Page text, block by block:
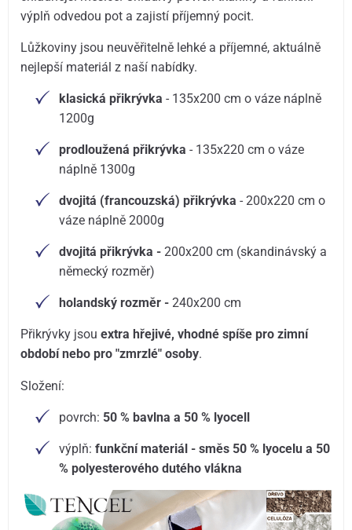
výplň odvedou pot a zajistí příjemný pocit.
Lůžkoviny jsou neuvěřitelně lehké a příjemné, aktuálně
nejlepší materiál z naší nabídky.
klasická přikrývka - 135x200 cm o váze náplně
1200g
prodloužená přikrývka - 135x220 cm o váze
náplně 1300g
dvojitá (francouzská) přikrývka - 200x220 cm o
váze náplně 2000g
dvojitá přikrývka - 200x200 cm (skandinávský a
německý rozměr)
holandský rozměr - 240x200 cm
Přikrývky jsouextra hřejivé, vhodné spíše pro zimní
období nebo pro "zmrzlé" osoby.
Složení:
povrch: 50 % bavlna a 50 % lyocell
výplň:funkční materiál - směs 50 % lyocelu a 50
% polyesterového dutého vlákna